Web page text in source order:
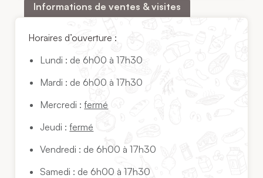
Informations de ventes & visites
Horaires d’ouverture :
Lundi : de 6h00 à 17h30
Mardi : de 6h00 à 17h30
Mercredi :fermé
Jeudi :fermé
Vendredi : de 6h00 à 17h30
Samedi : de 6h00 à 17h30